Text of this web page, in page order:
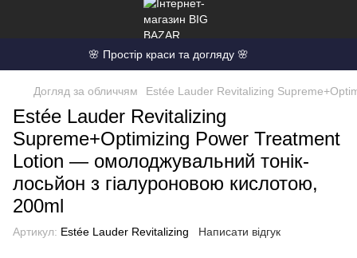
🌸 Простір краси та догляду 🌸
Догляд за обличчям Estée Lauder Revitalizing
Estée Lauder Revitalizing
Supreme+Optimizing Power Treatment
Lotion — омолоджувальний тонік-
лосьйон з гіалуроновою кислотою,
200ml
Артикул: Estée Lauder Revitalizing Написати відгук